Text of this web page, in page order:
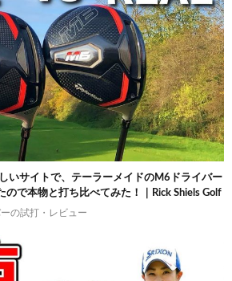
いサイトで、テーラーメイドのM6ドライバー
ので本物と打ち比べてみた！｜Rick Shiels Golf
ーの試打・レビュー